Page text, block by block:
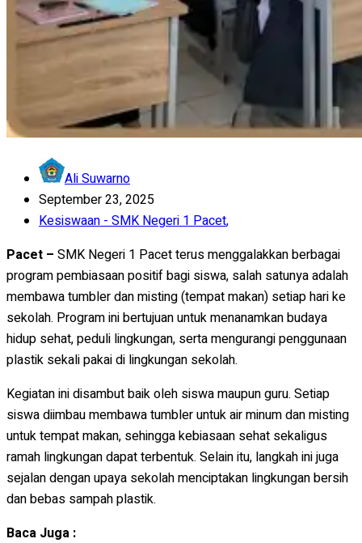
Ali Suwarno
September 23, 2025
Kesiswaan - SMK Negeri 1 Pacet,
Pacet – SMK Negeri 1 Pacet terus menggalakkan berbagai
program pembiasaan positif bagi siswa, salah satunya adalah
membawa tumbler dan misting (tempat makan) setiap hari ke
sekolah. Program ini bertujuan untuk menanamkan budaya
hidup sehat, peduli lingkungan, serta mengurangi penggunaan
plastik sekali pakai di lingkungan sekolah.
Kegiatan ini disambut baik oleh siswa maupun guru. Setiap
siswa diimbau membawa tumbler untuk air minum dan misting
untuk tempat makan, sehingga kebiasaan sehat sekaligus
ramah lingkungan dapat terbentuk. Selain itu, langkah ini juga
sejalan dengan upaya sekolah menciptakan lingkungan bersih
dan bebas sampah plastik.
Baca Juga :